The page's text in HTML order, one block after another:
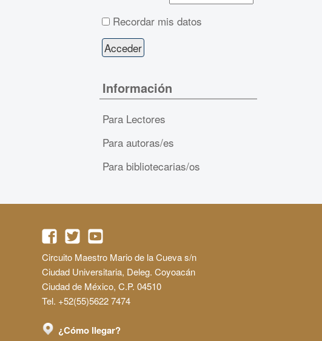
Recordar mis datos
Información
Para Lectores
Para autoras/es
Para bibliotecarias/os
Circuito Maestro Mario de la Cueva s/n
Ciudad Universitaria, Deleg. Coyoacán
Ciudad de México, C.P. 04510
Tel. +52(55)5622 7474
¿Cómo llegar?